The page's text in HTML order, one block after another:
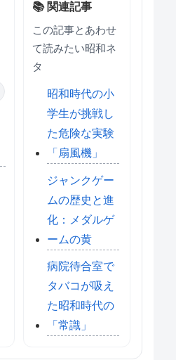
📚 関連記事
この記事とあわせ
て読みたい昭和ネ
タ
昭和時代の小
学生が挑戦し
た危険な実験
「扇風機」
ジャンクゲー
ムの歴史と進
化：メダルゲ
ームの黄
病院待合室で
タバコが吸え
た昭和時代の
「常識」